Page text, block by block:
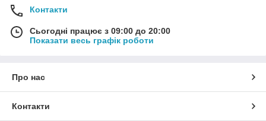
з підставкою;
Вирази зі скульптурними композиціями або
написами;
настільних варіантів існує спеціальна ніжка-підставка.
Контакти
Сьогодні працює з 09:00 до 20:00
Показати весь графік роботи
Про нас
Контакти